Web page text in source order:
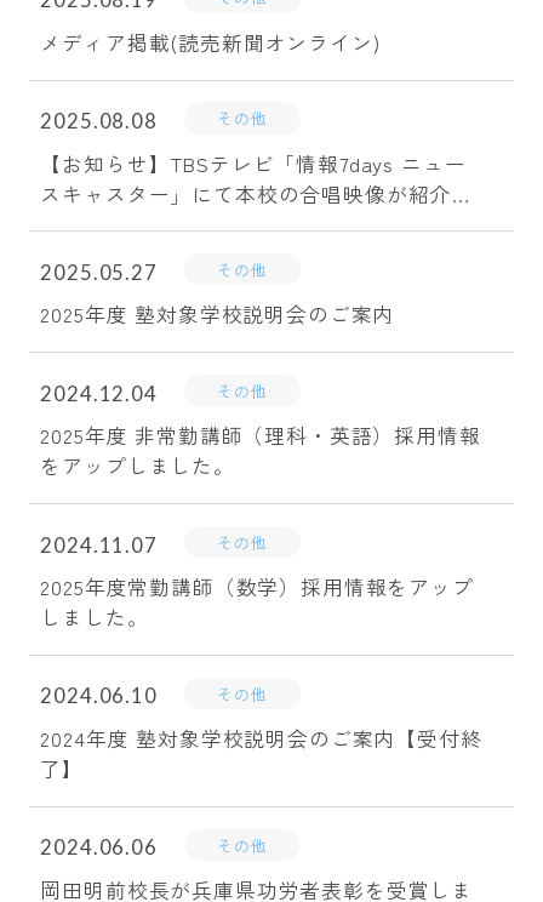
メディア掲載(読売新聞オンライン)
2025.08.08 その他
【お知らせ】TBSテレビ「情報7days ニュー
スキャスター」にて本校の合唱映像が紹介さ
れます。
2025.05.27 その他
2025年度 塾対象学校説明会のご案内
2024.12.04 その他
2025年度 非常勤講師（理科・英語）採用情報
をアップしました。
2024.11.07 その他
2025年度常勤講師（数学）採用情報をアップ
しました。
2024.06.10 その他
2024年度 塾対象学校説明会のご案内【受付終
了】
2024.06.06 その他
岡田明前校長が兵庫県功労者表彰を受賞しま